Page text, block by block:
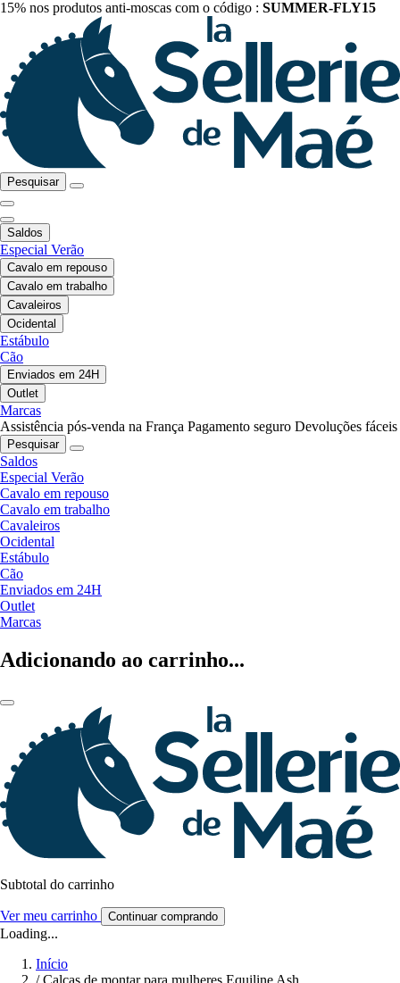
15% nos produtos anti-moscas com o código : SUMMER-FLY15
Pesquisar
Saldos
Especial Verão
Cavalo em repouso
Cavalo em trabalho
Cavaleiros
Ocidental
Estábulo
Cão
Enviados em 24H
Outlet
Marcas
Assistência pós-venda na França Pagamento seguro Devoluções fáceis
Pesquisar
Saldos
Especial Verão
Cavalo em repouso
Cavalo em trabalho
Cavaleiros
Ocidental
Estábulo
Cão
Enviados em 24H
Outlet
Marcas
Adicionando ao carrinho...
Subtotal do carrinho
Ver meu carrinho Continuar comprando
Loading...
Início